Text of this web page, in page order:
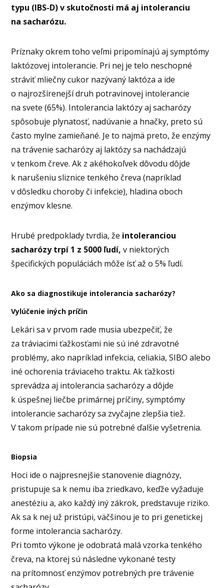
typu (IBS-D) v skutočnosti má aj intoleranciu
na sacharózu.
Príznaky okrem toho veľmi pripomínajú aj symptómy
laktózovej intolerancie. Pri nej je telo neschopné
stráviť mliečny cukor nazývaný laktóza a ide
o najrozšírenejší druh potravinovej intolerancie
na svete (65%). Intolerancia laktózy aj sacharózy
spôsobuje plynatosť, nadúvanie a hnačky, preto sú
často mylne zamieňané. Je to najmä preto, že enzýmy
na trávenie sacharózy aj laktózy sa nachádzajú
v tenkom čreve. Ak z akéhokoľvek dôvodu dôjde
k narušeniu sliznice tenkého čreva (napríklad
v dôsledku choroby či infekcie), hladina oboch
enzýmov klesne.
Hrubé predpoklady tvrdia, že intoleranciou
sacharózy trpí 1 z 5000 ľudí,v niektorých
špecifických populáciách môže ísť až o 5% ľudí.
Ako sa diagnostikuje intolerancia sacharózy?
Vylúčenie iných príčin
Lekári sa v prvom rade musia ubezpečiť, že
za tráviacimi ťažkosťami nie sú iné zdravotné
problémy, ako napríklad infekcia, celiakia, SIBO alebo
iné ochorenia tráviaceho traktu. Ak ťažkosti
sprevádza aj intolerancia sacharózy a dôjde
k úspešnej liečbe primárnej príčiny, symptómy
intolerancie sacharózy sa zvyčajne zlepšia tiež.
V takom prípade nie sú potrebné ďalšie vyšetrenia.
Biopsia
Hoci ide o najpresnejšie stanovenie diagnózy,
pristupuje sa k nemu iba zriedkavo, keďže vyžaduje
anestéziu a, ako každý iný zákrok, predstavuje riziko.
Ak sa k nej už pristúpi, väčšinou je to pri genetickej
forme intolerancia sacharózy.
Pri tomto výkone je odobratá malá vzorka tenkého
čreva, na ktorej sú následne vykonané testy
na prítomnosť enzýmov potrebných pre trávenie